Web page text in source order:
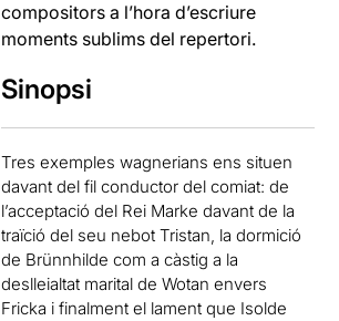
compositors a l’hora d’escriure
moments sublims del repertori.
Sinopsi
Tres exemples wagnerians ens situen
davant del fil conductor del comiat: de
l’acceptació del Rei Marke davant de la
traïció del seu nebot Tristan, la dormició
de Brünnhilde com a càstig a la
deslleialtat marital de Wotan envers
Fricka i finalment el lament que Isolde